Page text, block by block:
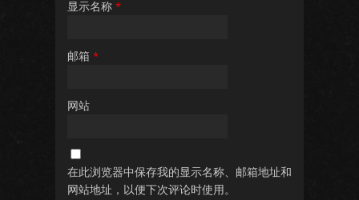
显示名称 *
邮箱 *
网站
在此浏览器中保存我的显示名称、邮箱地址和
网站地址，以便下次评论时使用。